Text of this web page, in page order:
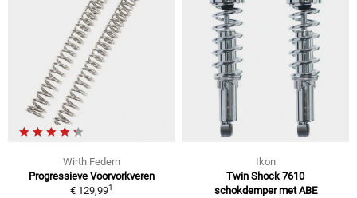
Wirth Federn
Progressieve Voorvorkveren
€ 129,991
Ikon
Twin Shock 7610
schokdemper met ABE